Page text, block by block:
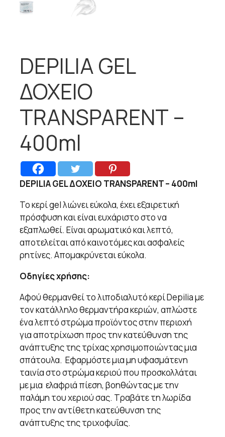
DEPILIA GEL
ΔΟΧΕΙΟ
TRANSPARENT –
400ml
DEPILIA GEL ΔΟΧΕΙΟ TRANSPARENT – 400ml
Το κερί gel λιώνει εύκολα, έχει εξαιρετική
πρόσφυση και είναι ευχάριστο στο να
εξαπλωθεί. Είναι αρωματικό και λεπτό,
αποτελείται από καινοτόμες και ασφαλείς
ρητίνες. Απομακρύνεται εύκολα.
Οδηγίες χρήσης:
Αφού θερμανθεί το λιποδιαλυτό κερί Depilia με
τον κατάλληλο θερμαντήρα κεριών, απλώστε
ένα λεπτό στρώμα προϊόντος στην περιοχή
για αποτρίχωση προς την κατεύθυνση της
ανάπτυξης της τρίχας χρησιμοποιώντας μια
σπάτουλα. Εφαρμόστε μια μη υφασμάτενη
ταινία στο στρώμα κεριού που προσκολλάται
με μια ελαφριά πίεση, βοηθώντας με την
παλάμη του χεριού σας. Τραβάτε τη λωρίδα
προς την αντίθετη κατεύθυνση της
ανάπτυξης της τριχοφυΐας.